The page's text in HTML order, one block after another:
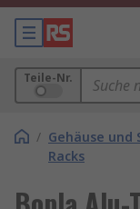
Teile-Nr.
/ Gehäuse und
Racks